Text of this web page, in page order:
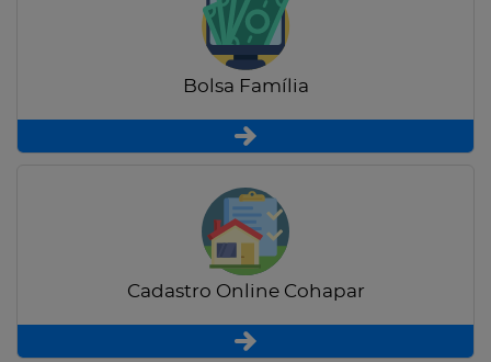
Bolsa Família
Cadastro Online Cohapar